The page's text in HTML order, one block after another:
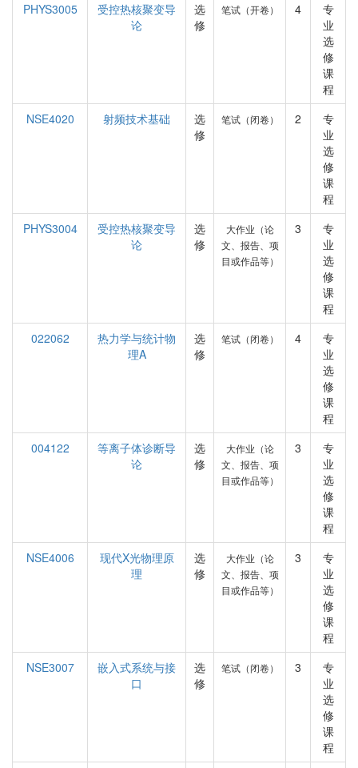
PHYS3005
受控热核聚变导
论
选
修
笔试（开卷） 4
专
业
选
修
课
程
NSE4020
射频技术基础
选
修
笔试（闭卷） 2
专
业
选
修
课
程
PHYS3004
受控热核聚变导
论
选
修
大作业（论
文、报告、项
目或作品等）
3
专
业
选
修
课
程
022062
热力学与统计物
理A
选
修
笔试（闭卷） 4
专
业
选
修
课
程
004122
等离子体诊断导
论
选
修
大作业（论
文、报告、项
目或作品等）
3
专
业
选
修
课
程
NSE4006
现代X光物理原
理
选
修
大作业（论
文、报告、项
目或作品等）
3
专
业
选
修
课
程
NSE3007
嵌入式系统与接
口
选
修
笔试（闭卷） 3
专
业
选
修
课
程